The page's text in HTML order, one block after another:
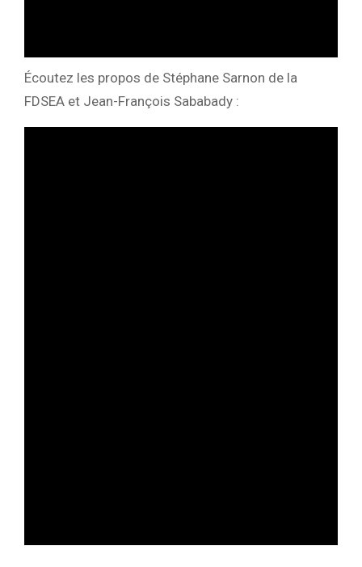
Écoutez les propos de Stéphane Sarnon de la
FDSEA et Jean-François Sababady :